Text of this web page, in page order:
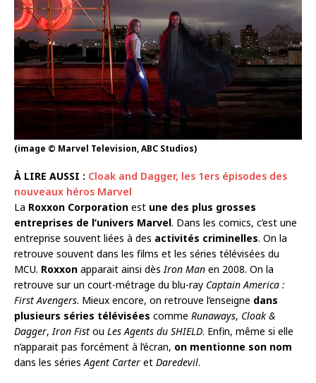
(image © Marvel Television, ABC Studios)
À LIRE AUSSI : Cloak and Dagger, les 1ers épisodes des
nouveaux héros Marvel
La Roxxon Corporation est une des plus grosses
entreprises de l’univers Marvel. Dans les comics, c’est une
entreprise souvent liées à des activités criminelles. On la
retrouve souvent dans les films et les séries télévisées du
MCU. Roxxon apparait ainsi dèsIron Man en 2008. On la
retrouve sur un court-métrage du blu-ray Captain America :
First Avengers. Mieux encore, on retrouve l’enseigne dans
plusieurs séries télévisées comme Runaways, Cloak &
Dagger,Iron Fist ou Les Agents du SHIELD. Enfin, même si elle
n’apparait pas forcément à l’écran, on mentionne son nom
dans les sériesAgent Carter et Daredevil.